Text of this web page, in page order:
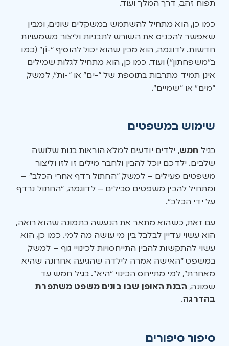
תפוח זהב, דרך המלך ועוד.
כמו כן, הוא מתחיל להשתמש במשקלים שונים, ומבין
שאפשר להכניס את השורש לתבניות וליצור משמעויות
חדשות. לדוגמה, הוא מבין שהוא יכול להוסיף “-וֹן” (כמו
ב”משפחתון”) ועוד. כמו כן, הוא מתחיל לגלות שמילים
אינן תמיד מתרבות בתוספת של “-ים” או “-ות”, למשל,
“מים” או “שמיים”.
שימוש במשפטים
בגיל חמש, ילדים יודעים למלא הוראות בנות שלושה
שלבים. ילדכם יוכל להבין ולחבר מילים זו לזו וליצור
משפטים פעילים – למשל, “החתול רדף אחרי הכלב” –
ומתחיל להבין משפטים סבילים – לדוגמה, “החתול נרדף
על ידי הכלב”.
עם זאת, כשהוא מתאר את הנעשה בתמונה שהוא רואה,
הוא עשוי עדיין לבלבל בין מי עושה מה למי. כמו כן, הוא
עשוי להתקשות להבין התייחסויות לכינויי גוף – למשל,
במשפט “האישה אמרה לילדה שהגיעה אחרונה שהיא
מאחרת”, למי מתייחס הכינוי “היא”. בגיל חמש עד
שמונה, הבנת האופן שבו בונים משפט משתפרת
בהדרגה.
סיפור סיפורים